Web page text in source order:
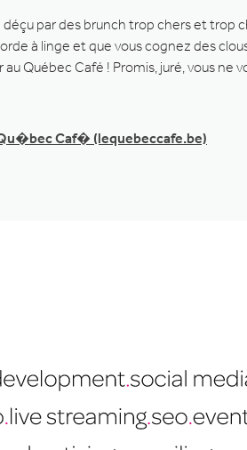
par des brunch trop chers et trop
à linge et que vous cognez des
Québec Café ! Promis, juré, vous
Caf� (lequebeccafe.be)